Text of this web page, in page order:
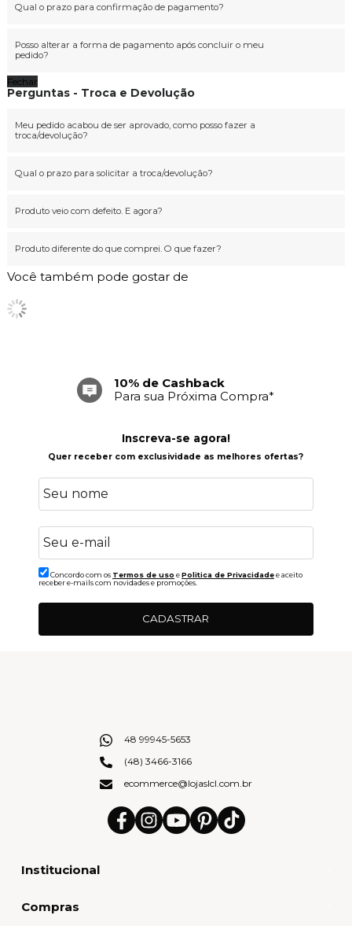
Qual o prazo para confirmação de pagamento?
Posso alterar a forma de pagamento após concluir o meu
pedido?
Fechar
Perguntas - Troca e Devolução
Meu pedido acabou de ser aprovado, como posso fazer a
troca/devolução?
Qual o prazo para solicitar a troca/devolução?
Produto veio com defeito. E agora?
Produto diferente do que comprei. O que fazer?
Você também pode gostar de
10% de Cashback
Para sua Próxima Compra*
Inscreva-se agora!
Quer receber com exclusividade as melhores ofertas?
Concordo com os Termos de uso ePolitica de Privacidadee aceito
receber e-mails com novidades e promoções.
CADASTRAR
Institucional
Compras
48 99945-5653
(48) 3466-3166
ecommerce@lojaslcl.com.br